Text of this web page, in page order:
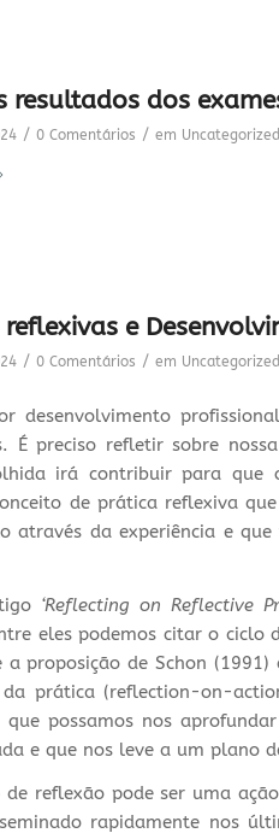
resultados dos
/ 0 Comentários / em Uncategorized
reflexivas e
/ 0 Comentários / em Uncategorized
desenvolvimento
É preciso refletir sobre
irá contribuir para que
de prática reflexiva
através da experiência e
‘Reflecting on Reflective
eles podemos citar o ciclo
a proposição de Schon
prática (reflection-on-
que possamos nos
e que nos leve a um plano
de reflexão pode ser uma
rapidamente nos